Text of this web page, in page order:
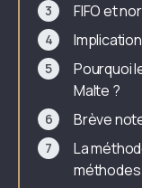
FIFO et
Pourquoi
Malte ?
Brève
La
méthodes